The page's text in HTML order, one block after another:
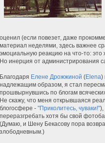
оценил (если повезет, даже
материал неделями, здесь важнее
эмоциальную реакцию на что-то: это
Но инерция от администрирования
Благодаря Елене Дрожжиной (Elena)
надлежащим образом, я стал
прошвырнувшись по блогам
Не скажу, что меня открывшаяся
блогосфере - "Приколитесь, чуваки!"),
переразгребать хотя бы свой
(Думаю, и Шену Бекасову пора
злободневным.)